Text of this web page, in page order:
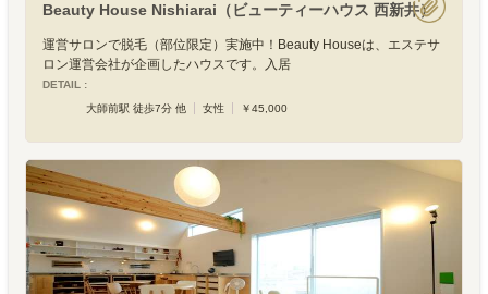
Beauty House Nishiarai（ビューティーハウス 西新井）
運営サロンで脱毛（部位限定）実施中！Beauty Houseは、エステサ
ロン運営会社が企画したハウスです。入居
DETAIL :
大師前駅 徒歩7分 他
女性 ￥45,000